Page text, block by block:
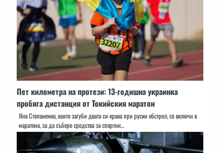
Пет километра на протези: 13-годишна украинка
пробяга дистанция от Токийския маратон
Яна Степаненко, която загуби двата си крака при руски обстрел, се включи в
маратона, за да събере средства за спортни…